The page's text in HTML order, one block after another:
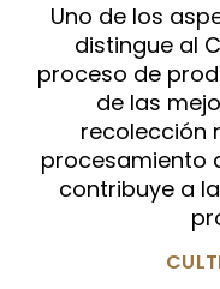
Uno de los
distingue al
proceso de
de las
recolección
procesamiento
contribuye a